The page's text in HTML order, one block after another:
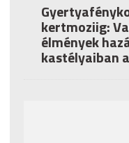
kertmoziig:
élmények
kastélyaiban